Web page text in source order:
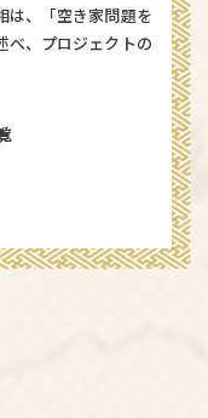
は、「空き家問題を
べ、プロジェクトの